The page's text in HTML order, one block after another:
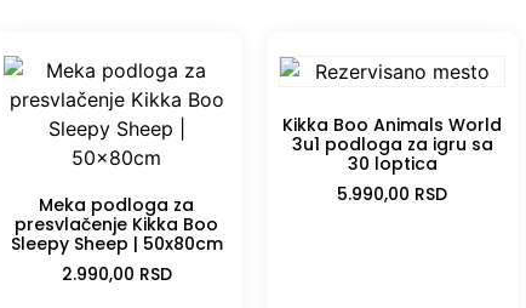
Meka podloga za
presvlačenje Kikka Boo
Sleepy Sheep | 50x80cm
2.990,00 RSD
Kikka Boo Animals World
3u1 podloga za igru sa
30 loptica
5.990,00 RSD